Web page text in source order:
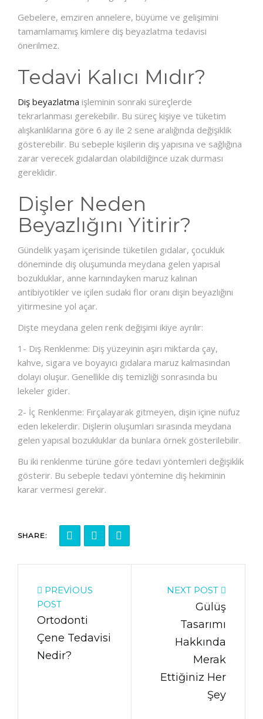
Gebelere, emziren annelere, büyüme ve gelişimini
tamamlamamış kimlere diş beyazlatma tedavisi
önerilmez.
Tedavi Kalıcı Mıdır?
Diş beyazlatma işleminin sonraki süreçlerde
tekrarlanması gerekebilir. Bu süreç kişiye ve tüketim
alışkanlıklarına göre 6 ay ile 2 sene aralığında değişiklik
gösterebilir. Bu sebeple kişilerin diş yapısına ve sağlığına
zarar verecek gıdalardan olabildiğince uzak durması
gereklidir.
Dişler Neden
Beyazlığını Yitirir?
Gündelik yaşam içerisinde tüketilen gıdalar, çocukluk
döneminde diş oluşumunda meydana gelen yapısal
bozukluklar, anne karnındayken maruz kalınan
antibiyotikler ve içilen sudaki flor oranı dişin beyazlığını
yitirmesine yol açar.
Dişte meydana gelen renk değişimi ikiye ayrılır:
1- Dış Renklenme: Diş yüzeyinin aşırı miktarda çay,
kahve, sigara ve boyayıcı gıdalara maruz kalmasından
dolayı oluşur. Genellikle diş temizliği sonrasında bu
lekeler gider.
2- İç Renklenme: Fırçalayarak gitmeyen, dişin içine nüfuz
eden lekelerdir. Dişlerin oluşumları sırasında meydana
gelen yapısal bozukluklar da bunlara örnek gösterilebilir.
Bu iki renklenme türüne göre tedavi yöntemleri değişiklik
gösterir. Bu sebeple tedavi yöntemine diş hekiminin
karar vermesi gerekir.
SHARE:
PREVIOUS
POST
Ortodonti
Çene Tedavisi
Nedir?
NEXT POST
Gülüş
Tasarımı
Hakkında
Merak
Ettiğiniz Her
Şey